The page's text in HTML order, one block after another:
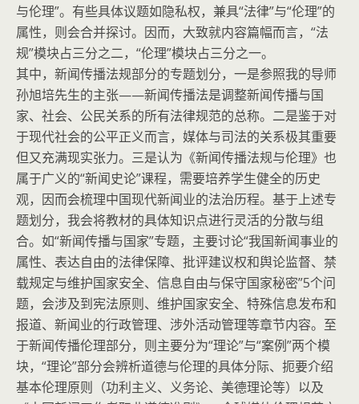
与伦理”。有些具体议题如隐私权，兼具“法律”与“伦理”的
属性，则会合并探讨。因而，大致就内容篇幅而言，“法
规”模块占三分之二，“伦理”模块占三分之一。
其中，新闻传播法规部分的专题划分，一是参照我的导师
孙旭培先生的主张——新闻传播法是调整新闻传播与国
家、社会、公民关系的所有法律规范的总称。二是鉴于对
于现代社会的公平正义而言，媒体与司法的关系极其重要
但又充满现实张力。三是认为《新闻传播法规与伦理》也
属于广义的“新闻史论”课程，需要培养学生健全的历史
观，因而会梳理中国现代新闻业的法治历程。基于上述专
题划分，我会将教材的具体知识点进行灵活的分散与组
合。如“新闻传播与国家”专题，主要讨论“我国新闻事业的
属性、表达自由的法律保障、批评建议权和舆论监督、禁
载规定与维护国家安全、信息自由与保守国家秘密”5个问
题，会涉及到宪法原则、维护国家安全、特殊信息发布和
报道、新闻业的行政管理、涉外活动管理等章节内容。至
于新闻传播伦理部分，则主要分为“理论”与“案例”两个模
块，“理论”部分会辨析道德与伦理的具体分际、扼要介绍
基本伦理原则（功利主义、义务论、美德理论等）以及